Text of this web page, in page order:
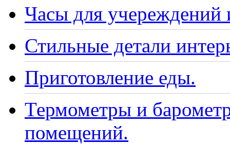
Часы для учереждений
Стильные детали
Приготовление еды.
Термометры и
помещений.